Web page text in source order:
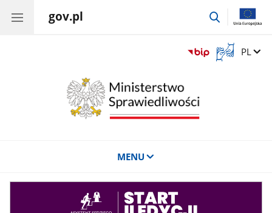
gov.pl
przejdź
Otwórz
okno
Zmień
PL
MENU